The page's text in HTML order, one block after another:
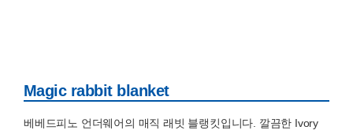
Magic rabbit blanket
베베드피노 언더웨어의 매직 래빗 블랭킷입니다. 깔끔한 Ivory